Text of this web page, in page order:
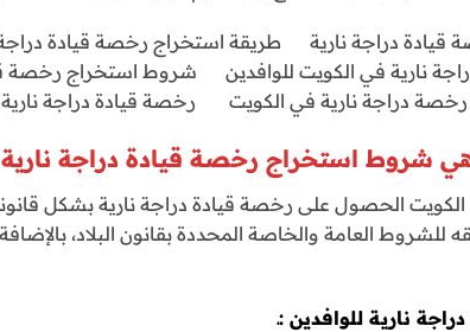
قيادة دراجة نارية طريقة استخراج رخصة قيادة
نارية في الكويت للوافدين شروط استخراج
دراجة نارية في الكويت رخصة قيادة دراجة نارية
شروط استخراج رخصة قيادة دراجة نارية
الحصول على رخصة قيادة دراجة نارية بشكل قانوني
للشروط العامة والخاصة المحددة بقانون البلاد،
نارية للوافدين :ـ